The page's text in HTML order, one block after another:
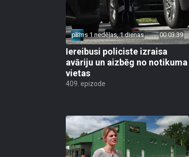
pirms 1 nedēļas, 1 dienas 00:03:39
Iereibusi policiste izraisa
avāriju un aizbēg no notikuma
vietas
409. epizode